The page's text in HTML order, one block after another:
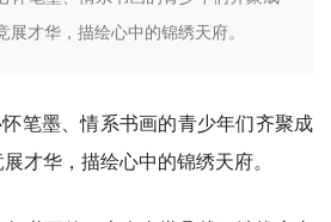
展才华，描绘心中的锦绣天府。
笔墨、情系书画的青少年们齐聚成
才华，描绘心中的锦绣天府。